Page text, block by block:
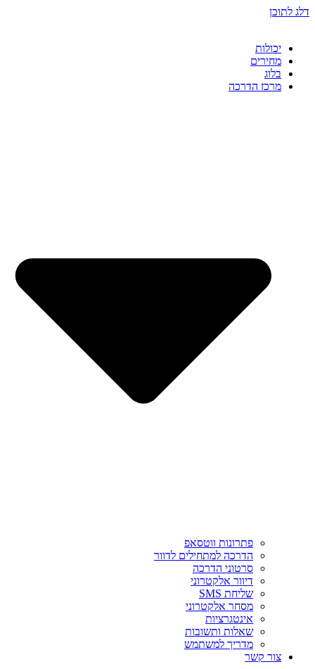
דלג לתוכן
יכולות
מחירים
בלוג
מרכז הדרכה
פתרונות ווטסאפ
הדרכה למתחילים לדוור
סרטוני הדרכה
דיוור אלקטרוני
שליחת SMS
מסחר אלקטרוני
אינטגרציות
שאלות ותשובות
מדריך למשתמש
צור קשר